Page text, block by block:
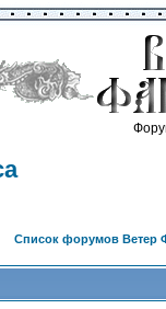
Список форумов Ветер